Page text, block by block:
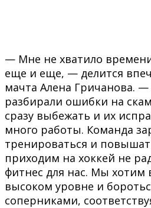
— Мне не хватило
еще и еще, — делится
мачта Алена Гричанова.
разбирали ошибки на
сразу выбежать и их
много работы. Команда
тренироваться и
приходим на хоккей не
фитнес для нас. Мы хотим
высоком уровне и
соперниками,